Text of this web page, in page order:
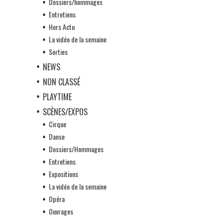
Entretiens
Hors Actu
La vidéo de la semaine
Sorties
NEWS
NON CLASSÉ
PLAYTIME
SCÈNES/EXPOS
Cirque
Danse
Dossiers/Hommages
Entretiens
Expositions
La vidéo de la semaine
Opéra
Ouvrages